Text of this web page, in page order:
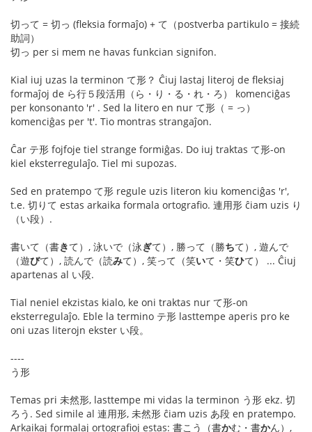
切って = 切っ (fleksia formaĵo) + て（postverba partikulo = 接続
助詞）
切っ per si mem ne havas funkcian signifon.
Kial iuj uzas la terminon て形？ Ĉiuj lastaj literoj de fleksiaj
formaĵoj de ら行５段活用（ら・り・る・れ・ろ） komenciĝas
per konsonanto 'r' . Sed la litero en nur て形（ = っ）
komenciĝas per 't'. Tio montras strangaĵon.
Ĉar テ形 fojfoje tiel strange formiĝas. Do iuj traktas て形-on
kiel eksterregulaĵo. Tiel mi supozas.
Sed en pratempo て形 regule uzis literon kiu komenciĝas 'r',
t.e. 切りて estas arkaika formala ortografio. 連用形 ĉiam uzis り
（い段）.
書いて（書きて）, 泳いで（泳ぎて）, 勝って（勝ちて）, 遊んで
（遊びて）, 読んで（読みて）, 笑って（笑いて・笑ひて） ... Ĉiuj
apartenas al い段.
Tial neniel ekzistas kialo, ke oni traktas nur て形-on
eksterregulaĵo. Eble la termino テ形 lasttempe aperis pro ke
oni uzas literojn ekster い段。
----
う形
Temas pri 未然形, lasttempe mi vidas la terminon う形 ekz. 切
ろう. Sed simile al 連用形, 未然形 ĉiam uzis あ段 en pratempo.
Arkaikaj formalaj ortografioj estas: 書こう（書かむ・書かん）,